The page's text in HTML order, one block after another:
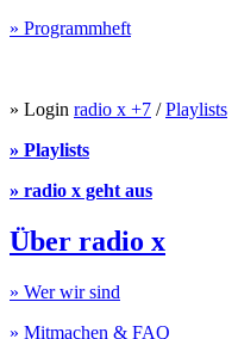
» Programmheft
» Login radio x +7 /Playlists
» Playlists
» radio x geht aus
Über radio x
» Wer wir sind
» Mitmachen & FAQ